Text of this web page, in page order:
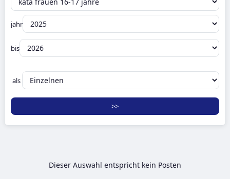
jahr
bis
als
Dieser Auswahl entspricht kein Posten